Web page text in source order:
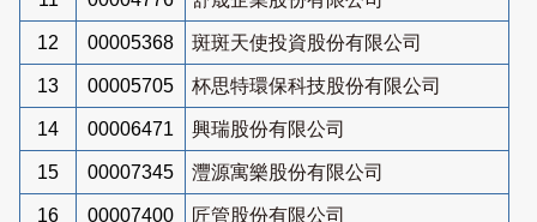
12 00005368 斑斑天使投資股份有限公司
13 00005705 杯思特環保科技股份有限公司
14 00006471 興瑞股份有限公司
15 00007345 灃源寓樂股份有限公司
16 00007400 匠管股份有限公司